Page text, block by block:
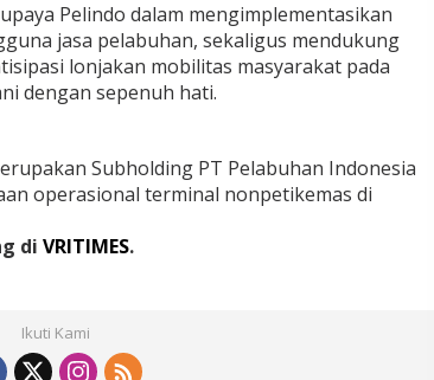
Pelindo dalam mengimplementasikan
jasa pelabuhan, sekaligus mendukung
lonjakan mobilitas masyarakat pada
dengan sepenuh hati.
Subholding PT Pelabuhan Indonesia
operasional terminal nonpetikemas di
di VRITIMES.
Ikuti Kami